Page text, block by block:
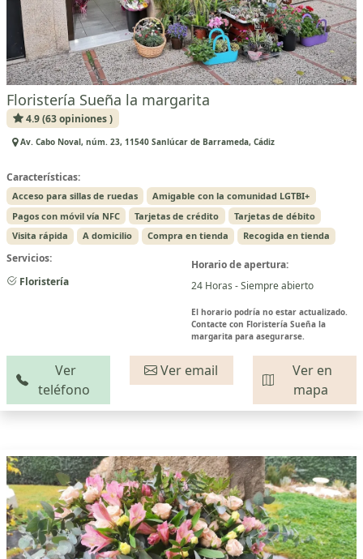
Floristería Sueña la margarita
4.9 (63 opiniones )
Av. Cabo Noval, núm. 23, 11540 Sanlúcar de Barrameda, Cádiz
Características:
Acceso para sillas de ruedas
Amigable con la comunidad LGTBI+
Pagos con móvil vía NFC
Tarjetas de crédito
Tarjetas de débito
Visita rápida
A domicilio Compra en tienda Recogida en tienda
Servicios:
Floristería
Horario de apertura:
24 Horas - Siempre abierto
El horario podría no estar actualizado.
Contacte con Floristería Sueña la
margarita para asegurarse.
Ver
teléfono
Ver email
Ver en
mapa